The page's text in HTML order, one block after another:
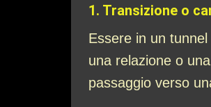
1. Transizione o
Essere in un
una relazione o
passaggio verso